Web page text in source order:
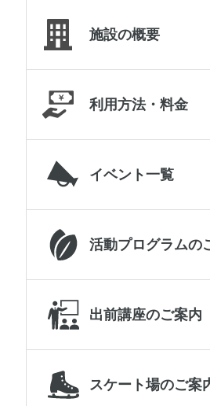
施設の概要
利用方法・料金
イベント一覧
活動プログラムの
出前講座のご案内
スケート場のご案